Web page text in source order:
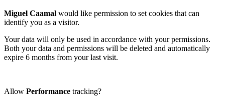
Miguel Caamal would like permission to set cookies that can
identify you as a visitor.
Your data will only be used in accordance with your permissions.
Both your data and permissions will be deleted and automatically
expire 6 months from your last visit.
Allow Performance tracking?